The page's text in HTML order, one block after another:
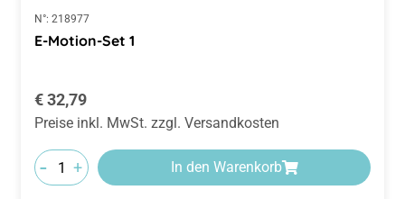
N°: 218977
E-Motion-Set 1
Regulärer Preis:
€ 32,79
Preise inkl. MwSt. zzgl. Versandkosten
- + In den Warenkorb